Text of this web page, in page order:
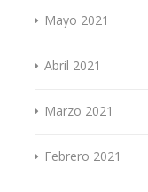
Mayo 2021
Abril 2021
Marzo 2021
Febrero 2021